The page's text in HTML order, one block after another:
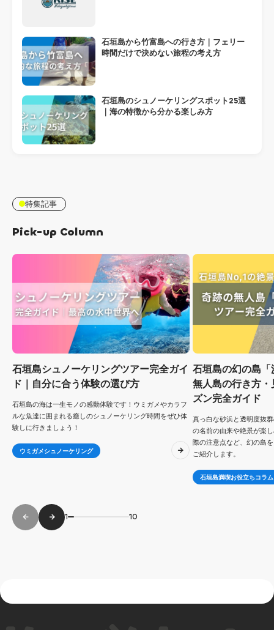
石垣島から竹富島への行き方｜フェリー
時間だけで決めない旅程の考え方
石垣島のシュノーケリングスポット25選
｜海の特徴から分かる楽しみ方
特集記事
Pick-up Column
石垣島シュノーケリングツアー完全ガイ
ド｜自分に合う体験の選び方
石垣島の海は一生モノの感動体験です！ウミガメやカラフ
ルな魚達に囲まれる癒しのシュノーケリング時間をぜひ体
験しに行きましょう！
ウミガメシュノーケリング
石垣島の幻の島
無人島の行き方
ズン完全ガイド
真っ白な砂浜と透明度抜
の名前の由来や絶景が楽
際の注意点など、幻の島
ご紹介します。
石垣島満喫お役立ちコラム
1 10